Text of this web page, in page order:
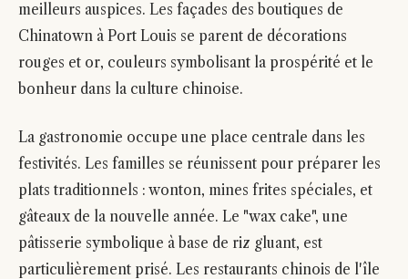
meilleurs auspices. Les façades des boutiques de
Chinatown à Port Louis se parent de décorations
rouges et or, couleurs symbolisant la prospérité et le
bonheur dans la culture chinoise.
La gastronomie occupe une place centrale dans les
festivités. Les familles se réunissent pour préparer les
plats traditionnels : wonton, mines frites spéciales, et
gâteaux de la nouvelle année. Le "wax cake", une
pâtisserie symbolique à base de riz gluant, est
particulièrement prisé. Les restaurants chinois de l'île